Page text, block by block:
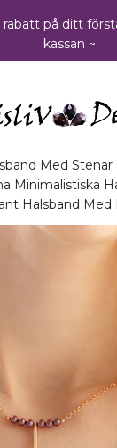
rabatt på ditt
kassan ~
Med Stenar
Minimalistiska
Halsband Med